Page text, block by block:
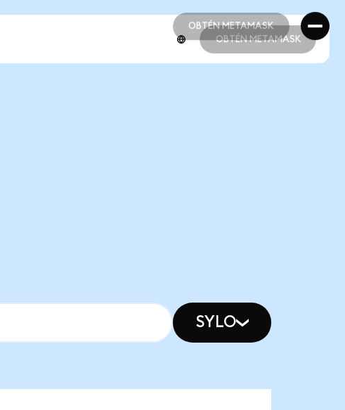
OBTÉN METAMASK
OBTÉN METAMASK
OBTÉN METAMASK
SYLO